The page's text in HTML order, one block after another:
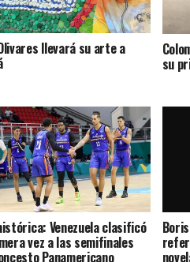
llevará su arte a
su
Venezuela clasificó
vez a las semifinales
Panamericano